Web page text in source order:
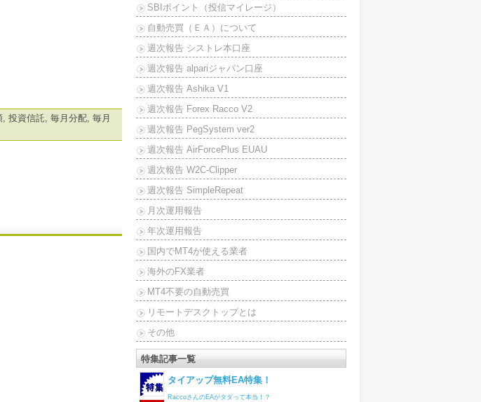
, 投資信託, 毎月分配, 毎月
SBIポイント（投信マイレージ）
自動売買（ＥＡ）について
週次報告 シストレ本口座
週次報告 alpariジャパン口座
週次報告 Ashika V1
週次報告 Forex Racco V2
週次報告 PegSystem ver2
週次報告 AirForcePlus EUAU
週次報告 W2C-Clipper
週次報告 SimpleRepeat
月次運用報告
年次運用報告
国内でMT4が使える業者
海外のFX業者
MT4不要の自動売買
リモートデスクトップとは
その他
特集記事一覧
タイアップ無料EA特集！
RaccoさんのEAがタダって本当！？